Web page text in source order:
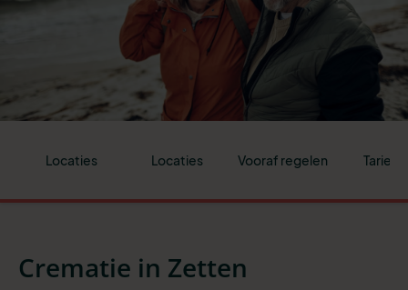
Locaties Locaties Vooraf regelen
Crematie in Zetten